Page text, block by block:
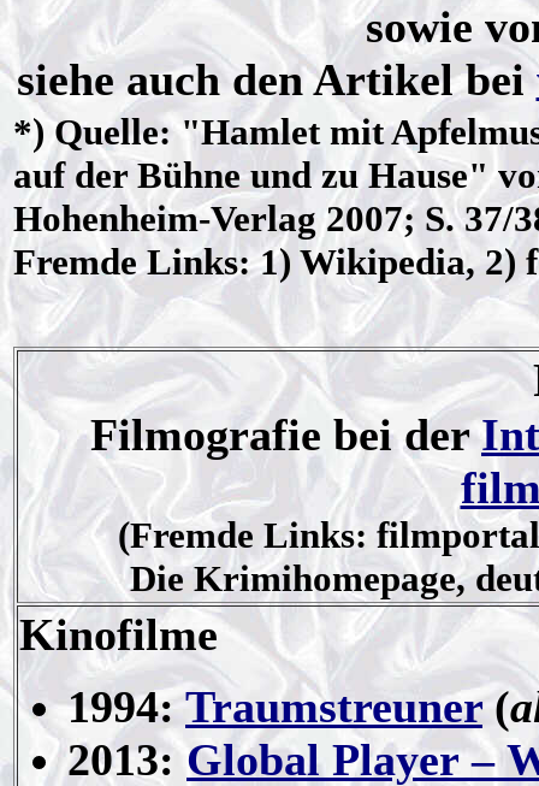
sowie
siehe auch den Artikel bei
*)Quelle: "Hamlet mit
auf der Bühne und zu Hause"
Hohenheim-Verlag 2007; S. 37/
Fremde Links: 1) Wikipedia, 2)
Filmografie bei der
(Fremde Links:
Die Krimihomepage,
Kinofilme
1994:Traumstreuner(
2013:Global Player –